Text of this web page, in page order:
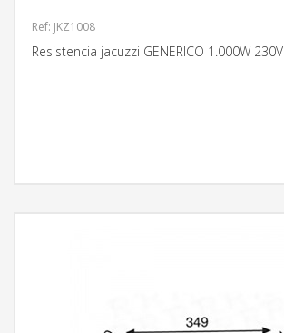
Ref: JKZ1008
Resistencia jacuzzi GENERICO 1.000W 230V